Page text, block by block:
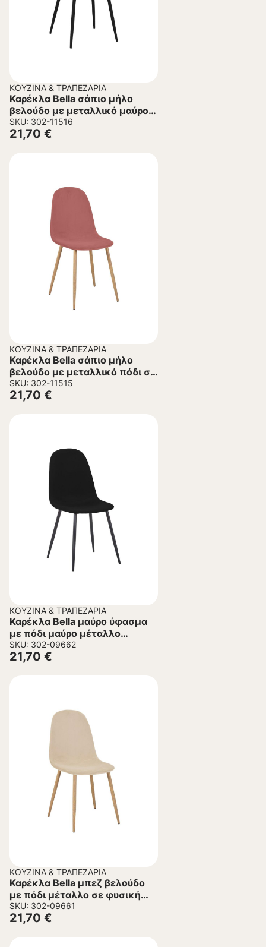
ΚΟΥΖΊΝΑ & ΤΡΑΠΕΖΑΡΊΑ
Καρέκλα Bella σάπιο μήλο
βελούδο με μεταλλικό μαύρο
πόδι 43.5x52x89εκ
SKU: 302-11516
21,70 €
ΚΟΥΖΊΝΑ & ΤΡΑΠΕΖΑΡΊΑ
Καρέκλα Bella σάπιο μήλο
βελούδο με μεταλλικό πόδι σε
φυσική απόχρωση
43.5x52x89εκ
SKU: 302-11515
21,70 €
ΚΟΥΖΊΝΑ & ΤΡΑΠΕΖΑΡΊΑ
Καρέκλα Bella μαύρο ύφασμα
με πόδι μαύρο μέταλλο
43.5x52x89εκ
SKU: 302-09662
21,70 €
ΚΟΥΖΊΝΑ & ΤΡΑΠΕΖΑΡΊΑ
Καρέκλα Bella μπεζ βελούδο
με πόδι μέταλλο σε φυσική
απόχρωση 43.5x52x89εκ
SKU: 302-09661
21,70 €